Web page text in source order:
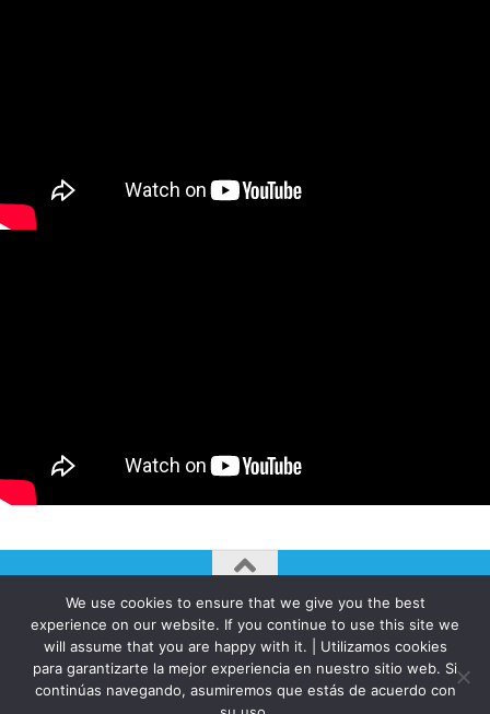
AUTOGIRO/el giro del arte actual © JAVIER MARTINEZ 2026. All
Rights Reserved.
Funciona con - Diseñado con elTema Hueman
We use cookies to ensure that we give you the best
experience on our website. If you continue to use this site we
will assume that you are happy with it. | Utilizamos cookies
para garantizarte la mejor experiencia en nuestro sitio web. Si
continúas navegando, asumiremos que estás de acuerdo con